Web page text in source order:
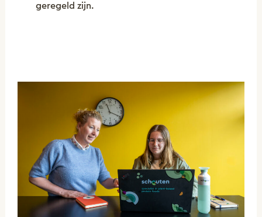
geregeld zijn.